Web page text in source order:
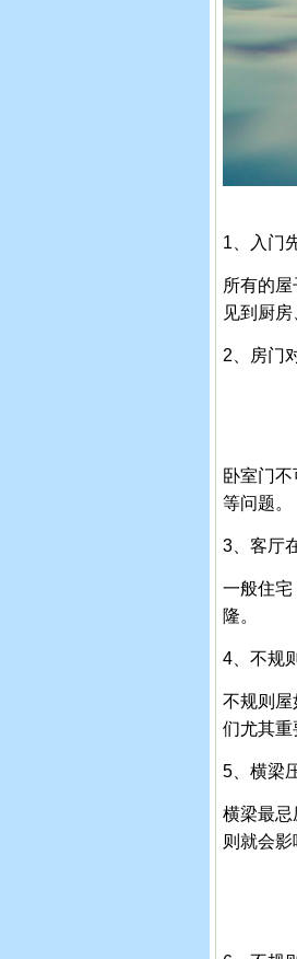
1、入门
所有的
见到厨
2、房门
卧室门
等问题。
3、客厅
一般住宅
隆。
4、不规
不规则屋
们尤其重
5、横梁
横梁最忌
则就会